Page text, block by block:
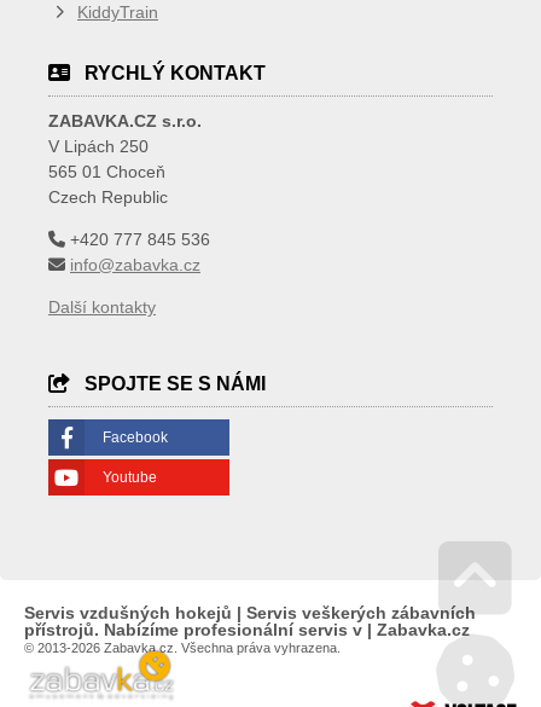
KiddyTrain
RYCHLÝ KONTAKT
ZABAVKA.CZ s.r.o.
V Lipách 250
565 01 Choceň
Czech Republic
+420 777 845 536
info@zabavka.cz
Další kontakty
SPOJTE SE S NÁMI
Facebook
Youtube
Servis vzdušných hokejů | Servis veškerých zábavních
přístrojů. Nabízíme profesionální servis v | Zabavka.cz
© 2013-2026 Zabavka.cz. Všechna práva vyhrazena. Go